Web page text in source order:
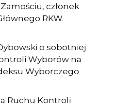
członek
RKW.
o sobotniej
Wyborów na
Wyborczego
Ruchu Kontroli